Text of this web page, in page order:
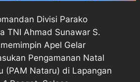
Divisi Parako
TNI Ahmad Sunawar S.
Apel Gelar
Pengamanan Natal
(PAM Nataru) di Lapangan